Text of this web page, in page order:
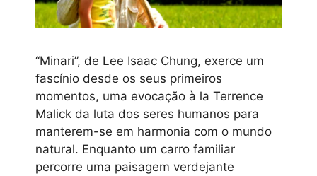
“Minari”, de Lee Isaac Chung, exerce um
fascínio desde os seus primeiros
momentos, uma evocação à la Terrence
Malick da luta dos seres humanos para
manterem-se em harmonia com o mundo
natural. Enquanto um carro familiar
percorre uma paisagem verdejante